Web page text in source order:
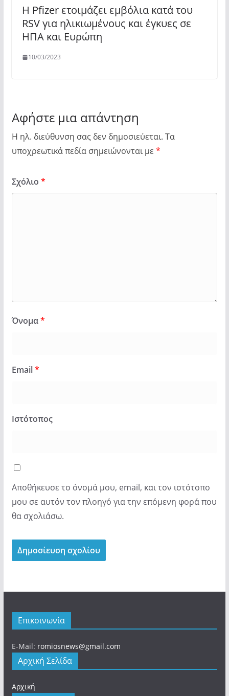
Η Pfizer ετοιμάζει εμβόλια κατά του
RSV για ηλικιωμένους και έγκυες σε
ΗΠΑ και Ευρώπη
10/03/2023
Αφήστε μια απάντηση
Η ηλ. διεύθυνση σας δεν δημοσιεύεται. Τα
υποχρεωτικά πεδία σημειώνονται με *
Σχόλιο *
Όνομα*
Email*
Ιστότοπος
Αποθήκευσε το όνομά μου, email, και τον ιστότοπο
μου σε αυτόν τον πλοηγό για την επόμενη φορά που
θα σχολιάσω.
Επικοινωνία
E-Mail: romiosnews@gmail.com
Αρχική Σελίδα
Αρχική